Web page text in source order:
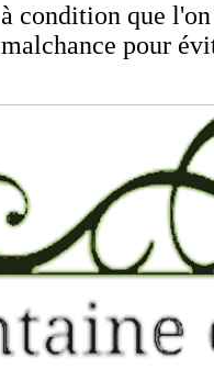
à condition que
malchance pour